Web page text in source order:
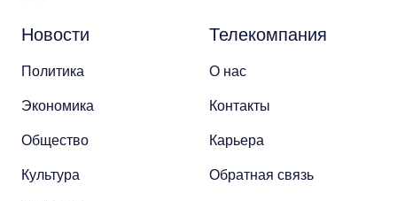
Новости
Политика
Экономика
Общество
Культура
Телекомпания
О нас
Контакты
Карьера
Обратная связь